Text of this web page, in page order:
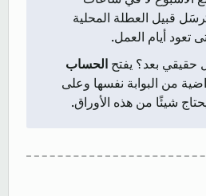
قبيل العطلة المحلية
تعود أيام العمل.
حقيقي بعد؟ يفتح الحساب
من البوابة نفسها وعلى
شيئًا من هذه الأوراق.